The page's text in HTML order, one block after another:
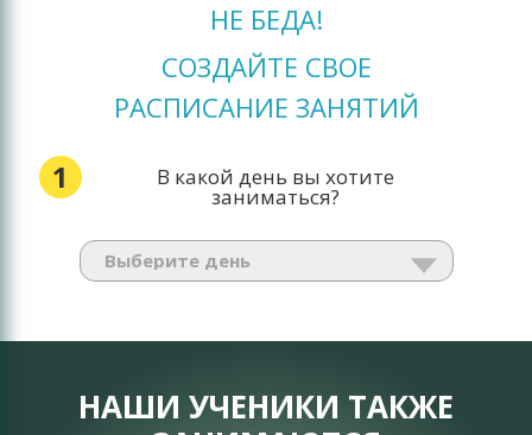
НЕ БЕДА!
СОЗДАЙТЕ СВОЕ
РАСПИСАНИЕ ЗАНЯТИЙ
1 В какой день вы хотите
заниматься?
НАШИ УЧЕНИКИ ТАКЖЕ